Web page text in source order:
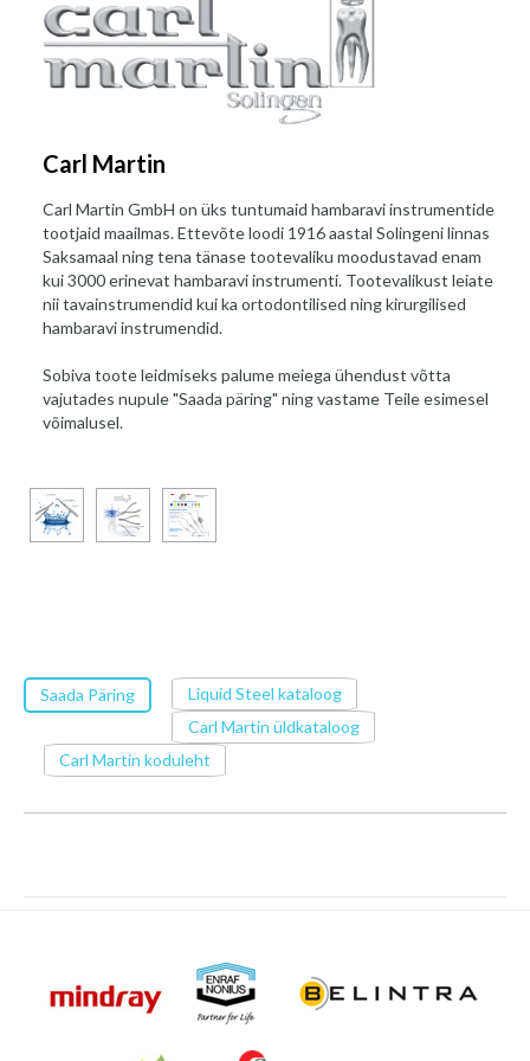
Carl Martin
Carl Martin GmbH on üks tuntumaid hambaravi instrumentide
tootjaid maailmas. Ettevõte loodi 1916 aastal Solingeni linnas
Saksamaal ning tena tänase tootevaliku moodustavad enam
kui 3000 erinevat hambaravi instrumenti. Tootevalikust leiate
nii tavainstrumendid kui ka ortodontilised ning kirurgilised
hambaravi instrumendid.
Sobiva toote leidmiseks palume meiega ühendust võtta
vajutades nupule "Saada päring" ning vastame Teile esimesel
võimalusel.
Saada Päring
Liquid Steel kataloog
Carl Martin üldkataloog
Carl Martin koduleht